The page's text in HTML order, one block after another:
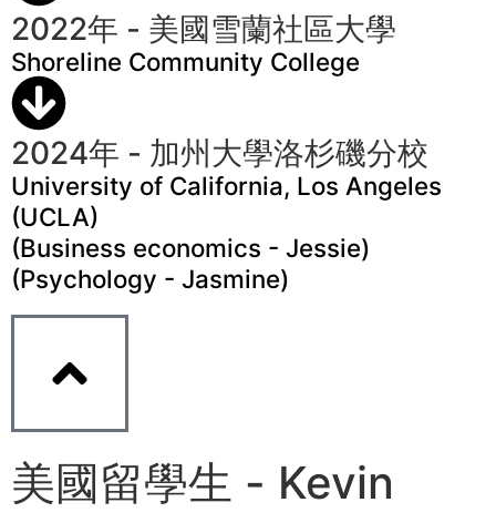
2022年 - 美國雪蘭社區大學
Shoreline Community College
2024年 - 加州大學洛杉磯分校
University of California, Los Angeles
(UCLA)
(Business economics - Jessie)
(Psychology - Jasmine)
美國留學生 - Kevin